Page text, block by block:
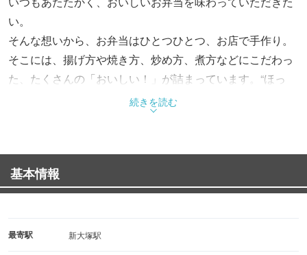
い。
そんな想いから、お弁当はひとつひとつ、お店で手作り。
そこには、揚げ方や焼き方、炒め方、煮方などにこだわっ
た、たくさんの「おいしい！」が詰まっています。“ほっ
と”できるお弁当で、“もっと”お客様を笑顔にする。これか
らも、そんなお弁当をお届けします。
続きを読む
基本情報
最寄駅 新大塚駅